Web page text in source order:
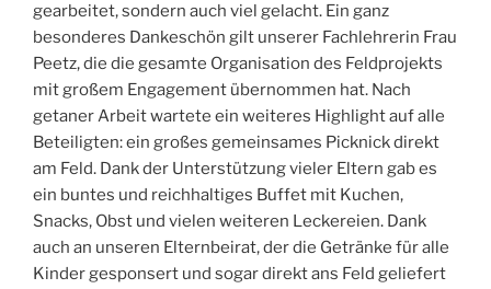
gearbeitet, sondern auch viel gelacht. Ein ganz
besonderes Dankeschön gilt unserer Fachlehrerin Frau
Peetz, die die gesamte Organisation des Feldprojekts
mit großem Engagement übernommen hat. Nach
getaner Arbeit wartete ein weiteres Highlight auf alle
Beteiligten: ein großes gemeinsames Picknick direkt
am Feld. Dank der Unterstützung vieler Eltern gab es
ein buntes und reichhaltiges Buffet mit Kuchen,
Snacks, Obst und vielen weiteren Leckereien. Dank
auch an unseren Elternbeirat, der die Getränke für alle
Kinder gesponsert und sogar direkt ans Feld geliefert